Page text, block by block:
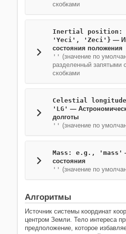
скобками
Inertial
'Yeci', 'Zeci'} —
состояния положения
'' (значение по
разделенный запятыми
скобками
Celestial
'LG' —
долготы
'' (значение по
Mass: e.g., 'mass'
состояния
'' (значение по
Алгоритмы
Источник системы координат
центром Земли. Тело интереса
предположение, которое